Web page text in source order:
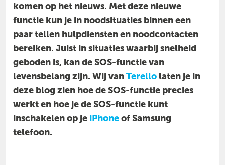
komen op het nieuws. Met deze nieuwe
functie kun je in noodsituaties binnen een
paar tellen hulpdiensten en noodcontacten
bereiken. Juist in situaties waarbij snelheid
geboden is, kan de SOS-functie van
levensbelang zijn. Wij vanTerello laten je in
deze blog zien hoe de SOS-functie precies
werkt en hoe je de SOS-functie kunt
inschakelen op je iPhoneof Samsung
telefoon.